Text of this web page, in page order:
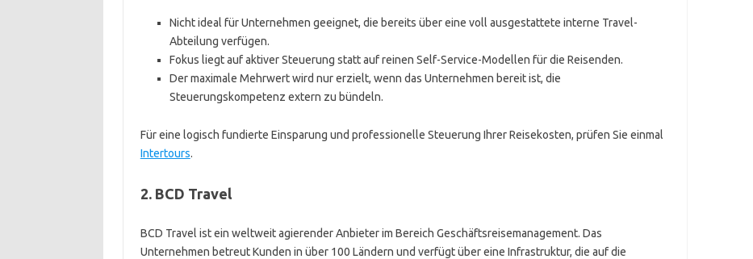
Nicht ideal für Unternehmen geeignet, die bereits über eine voll ausgestattete interne Travel-
Abteilung verfügen.
Fokus liegt auf aktiver Steuerung statt auf reinen Self-Service-Modellen für die Reisenden.
Der maximale Mehrwert wird nur erzielt, wenn das Unternehmen bereit ist, die
Steuerungskompetenz extern zu bündeln.
Für eine logisch fundierte Einsparung und professionelle Steuerung Ihrer Reisekosten, prüfen Sie einmal
Intertours.
2. BCD Travel
BCD Travel ist ein weltweit agierender Anbieter im Bereich Geschäftsreisemanagement. Das
Unternehmen betreut Kunden in über 100 Ländern und verfügt über eine Infrastruktur, die auf die